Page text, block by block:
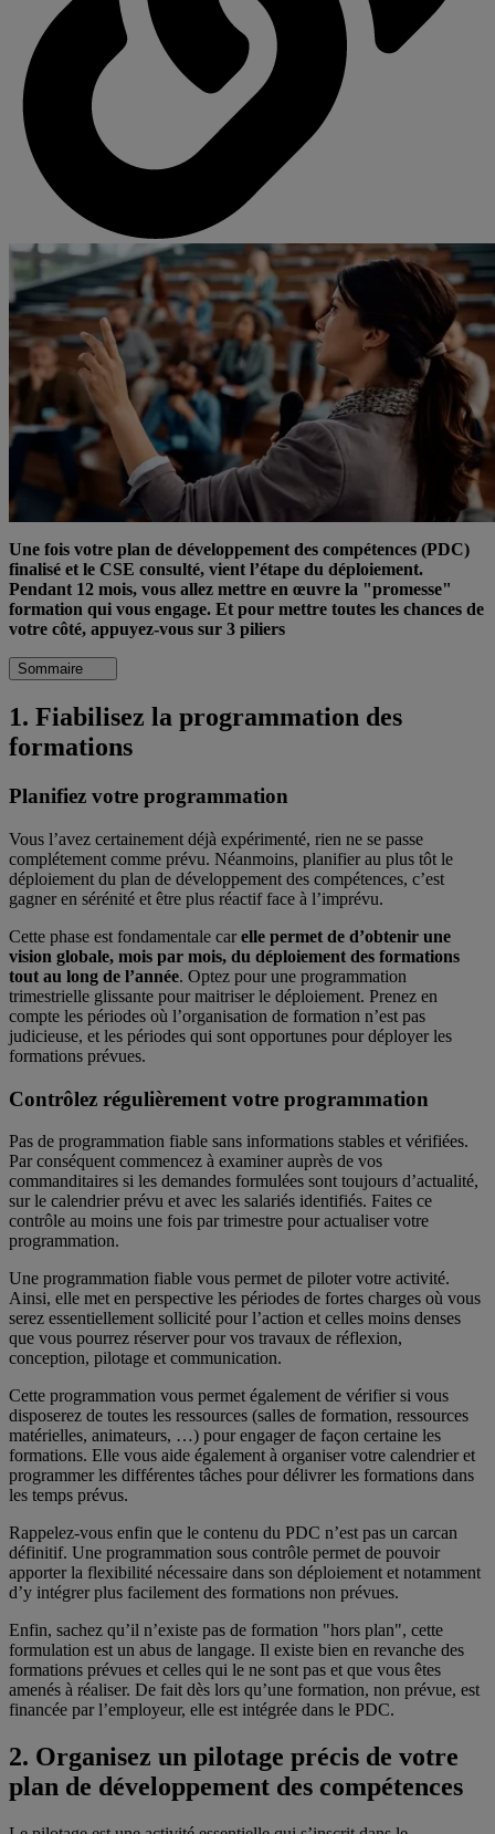
Une fois votre plan de développement des compétences (PDC)
finalisé et le CSE consulté, vient l’étape du déploiement.
Pendant 12 mois, vous allez mettre en œuvre la "promesse"
formation qui vous engage. Et pour mettre toutes les chances de
votre côté, appuyez-vous sur 3 piliers
Sommaire
1. Fiabilisez la programmation des
formations
Planifiez votre programmation
Vous l’avez certainement déjà expérimenté, rien ne se passe
complétement comme prévu. Néanmoins, planifier au plus tôt le
déploiement du plan de développement des compétences, c’est
gagner en sérénité et être plus réactif face à l’imprévu.
Cette phase est fondamentale carelle permet de d’obtenir une
vision globale, mois par mois, du déploiement des formations
tout au long de l’année. Optez pour une programmation
trimestrielle glissante pour maitriser le déploiement. Prenez en
compte les périodes où l’organisation de formation n’est pas
judicieuse, et les périodes qui sont opportunes pour déployer les
formations prévues.
Contrôlez régulièrement votre programmation
Pas de programmation fiable sans informations stables et vérifiées.
Par conséquent commencez à examiner auprès de vos
commanditaires si les demandes formulées sont toujours d’actualité,
sur le calendrier prévu et avec les salariés identifiés. Faites ce
contrôle au moins une fois par trimestre pour actualiser votre
programmation.
Une programmation fiable vous permet de piloter votre activité.
Ainsi, elle met en perspective les périodes de fortes charges où vous
serez essentiellement sollicité pour l’action et celles moins denses
que vous pourrez réserver pour vos travaux de réflexion,
conception, pilotage et communication.
Cette programmation vous permet également de vérifier si vous
disposerez de toutes les ressources (salles de formation, ressources
matérielles, animateurs, …) pour engager de façon certaine les
formations. Elle vous aide également à organiser votre calendrier et
programmer les différentes tâches pour délivrer les formations dans
les temps prévus.
Rappelez-vous enfin que le contenu du PDC n’est pas un carcan
définitif. Une programmation sous contrôle permet de pouvoir
apporter la flexibilité nécessaire dans son déploiement et notamment
d’y intégrer plus facilement des formations non prévues.
Enfin, sachez qu’il n’existe pas de formation "hors plan", cette
formulation est un abus de langage. Il existe bien en revanche des
formations prévues et celles qui le ne sont pas et que vous êtes
amenés à réaliser. De fait dès lors qu’une formation, non prévue, est
financée par l’employeur, elle est intégrée dans le PDC.
2. Organisez un pilotage précis de votre
plan de développement des compétences